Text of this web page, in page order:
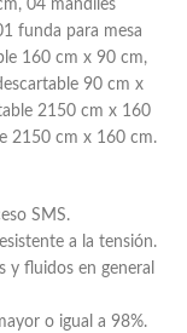
04 mandiles
funda para mesa
160 cm x 90 cm,
90 cm x
2150 cm x 160
2150 cm x 160 cm.
SMS.
a la tensión.
y fluidos en general
o igual a 98%.